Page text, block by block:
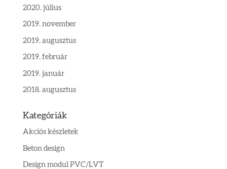
2020. július
2019. november
2019. augusztus
2019. február
2019. január
2018. augusztus
Kategóriák
Akciós készletek
Beton design
Design modul PVC/LVT